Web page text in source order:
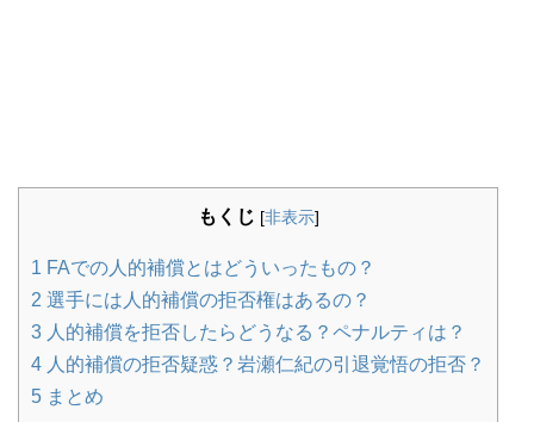
もくじ [非表示]
1 FAでの人的補償とはどういったもの？
2 選手には人的補償の拒否権はあるの？
3 人的補償を拒否したらどうなる？ペナルティは？
4 人的補償の拒否疑惑？岩瀬仁紀の引退覚悟の拒否？
5 まとめ